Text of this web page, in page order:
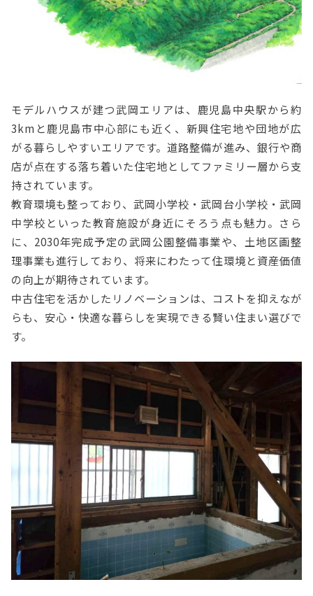
モデルハウスが建つ武岡エリアは、鹿児島中央駅から約
3kmと鹿児島市中心部にも近く、新興住宅地や団地が広
がる暮らしやすいエリアです。道路整備が進み、銀行や商
店が点在する落ち着いた住宅地としてファミリー層から支
持されています。
教育環境も整っており、武岡小学校・武岡台小学校・武岡
中学校といった教育施設が身近にそろう点も魅力。さら
に、2030年完成予定の武岡公園整備事業や、土地区画整
理事業も進行しており、将来にわたって住環境と資産価値
の向上が期待されています。
中古住宅を活かしたリノベーションは、コストを抑えなが
らも、安心・快適な暮らしを実現できる賢い住まい選びで
す。